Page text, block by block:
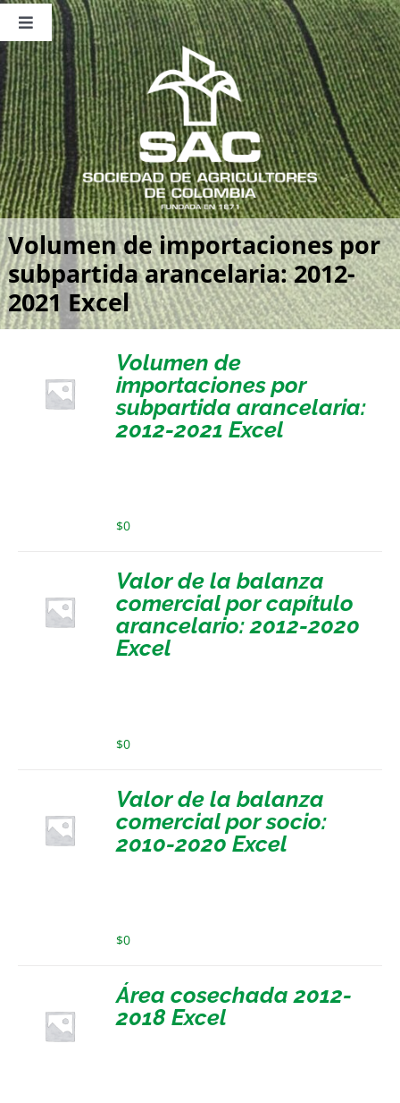
Saltar
contenido
Toggle
Navigation
Nosotros
Publicaciones
Sala de Prensa
Eventos
Volumen de importaciones por
subpartida arancelaria: 2012-
2021 Excel
Volumen de
importaciones por
subpartida arancelaria:
2012-2021 Excel
$0
Valor de la balanza
comercial por capítulo
arancelario: 2012-2020
Excel
$0
Valor de la balanza
comercial por socio:
2010-2020 Excel
$0
Área cosechada 2012-
2018 Excel